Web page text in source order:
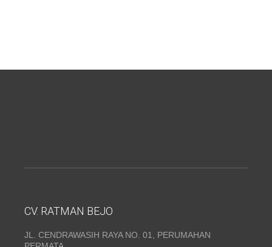
CV. RATMAN BEJO
JL. CENDRAWASIH RAYA NO. 01, PERUMAHAN